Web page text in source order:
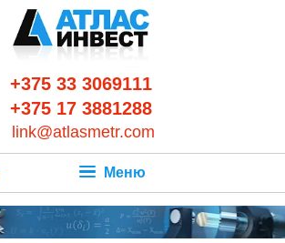
+375 33 3069111
+375 17 3881288
link@atlasmetr.com
Меню